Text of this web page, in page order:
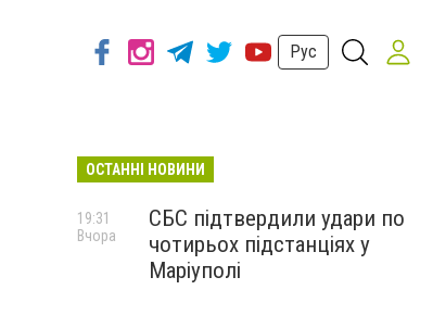
Рус
ОСТАННІ НОВИНИ
СБС підтвердили удари по
чотирьох підстанціях у
Маріуполі
19:31
Вчора